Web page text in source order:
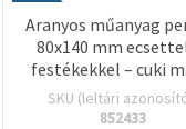
Aranyos műanyag
80x140 mm
festékekkel – cuki
gyerek kreatív
hobby és
SKU (leltári
852433